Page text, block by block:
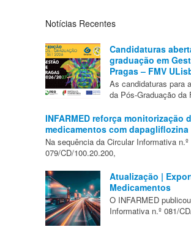
Notícias Recentes
Candidaturas
graduação em
Pragas – FMV
As candidaturas para
da Pós-Graduação da
INFARMED reforça monitorização
medicamentos com dapagliflozina
Na sequência da Circular Informativa n.º
079/CD/100.20.200,
Atualização |
Medicamentos
O INFARMED
Informativa n.º 081/